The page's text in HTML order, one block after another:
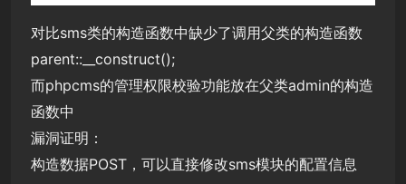
对比sms类的构造函数中缺少了调用父类的构造函数
parent::__construct();
而phpcms的管理权限校验功能放在父类admin的构造
函数中
漏洞证明：
构造数据POST，可以直接修改sms模块的配置信息